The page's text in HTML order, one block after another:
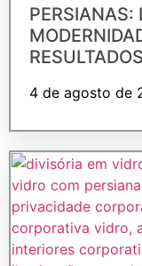
PERSIANAS:
4 de agosto de